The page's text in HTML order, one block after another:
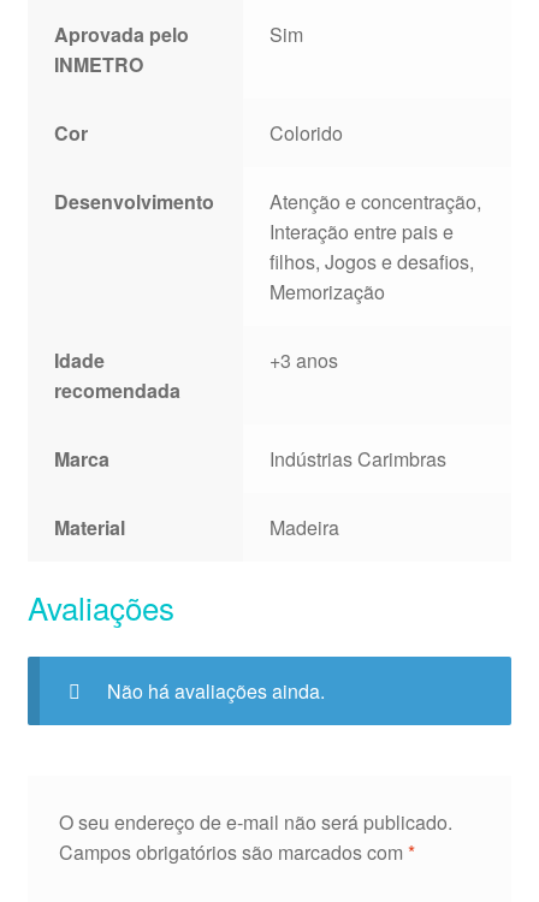
Aprovada pelo
INMETRO
Sim
Cor Colorido
Desenvolvimento
Atenção e concentração,
Interação entre pais e
filhos, Jogos e desafios,
Memorização
Idade
recomendada
+3 anos
Marca Indústrias Carimbras
Material Madeira
Avaliações
Não há avaliações ainda.
O seu endereço de e-mail não será publicado.
Campos obrigatórios são marcados com *